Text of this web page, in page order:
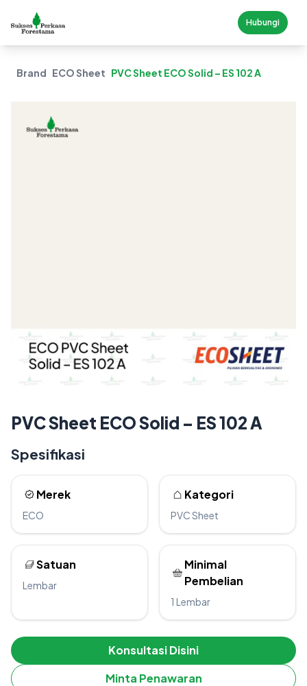
Hubungi
Brand ECO Sheet PVC Sheet ECO Solid – ES 102 A
PVC Sheet ECO Solid – ES 102 A
Spesifikasi
Merek
ECO
Kategori
PVC Sheet
Satuan
Lembar
Minimal
Pembelian
1 Lembar
Konsultasi Disini
Minta Penawaran